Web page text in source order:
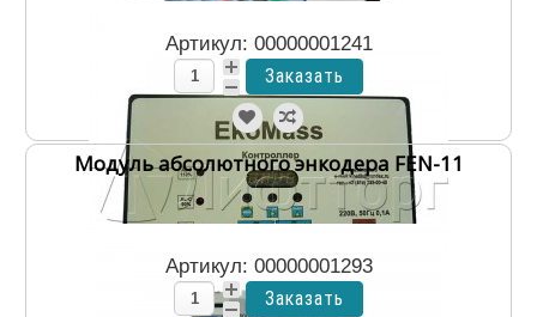
Артикул: 00000001241
Модуль абсолютного энкодера FEN-11
Артикул: 00000001293